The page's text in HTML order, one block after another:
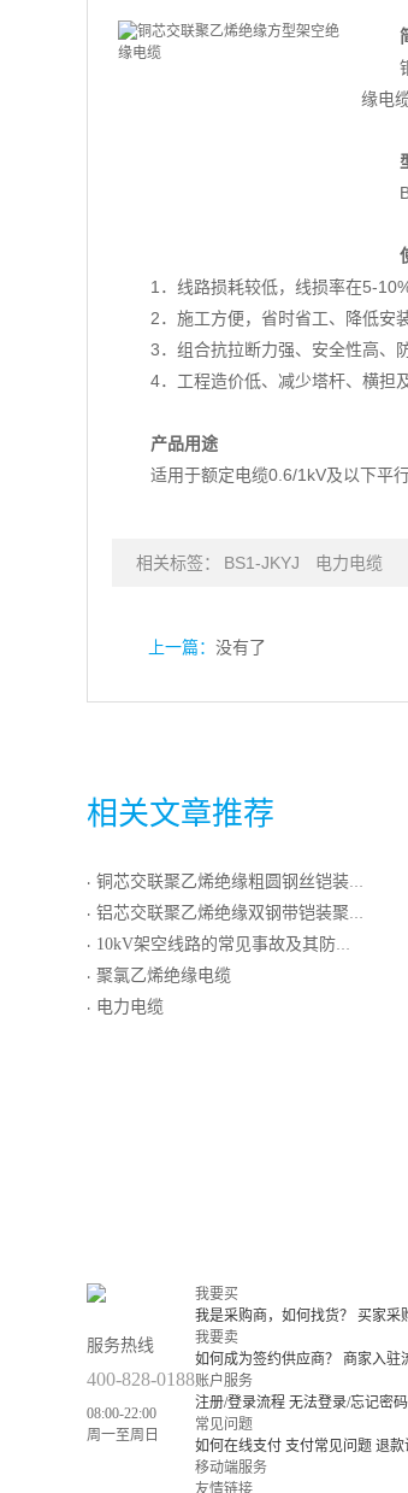
缘电缆
1．线路损耗较低，线损率在5-10%
2．施工方便，省时省工、降低安
3．组合抗拉断力强、安全性高、
4．工程造价低、减少塔杆、横担
产品用途
适用于额定电缆0.6/1kV及以下平
相关标签： BS1-JKYJ 电力电缆
上一篇： 没有了
相关文章推荐
· 铜芯交联聚乙烯绝缘粗圆钢丝铠装聚氯乙烯护套电力电缆
· 铝芯交联聚乙烯绝缘双钢带铠装聚氯乙烯护套电力电缆
· 10kV架空线路的常见事故及其防范措施
· 聚氯乙烯绝缘电缆
· 电力电缆
服务热线
400-828-0188
08:00-22:00
周一至周日
我要买
我是采购商，如何找货？
买家采
我要卖
如何成为签约供应商？
商家入驻
账户服务
注册/登录流程 无法登录/忘记密码
常见问题
如何在线支付 支付常见问题 退款
移动端服务
友情链接